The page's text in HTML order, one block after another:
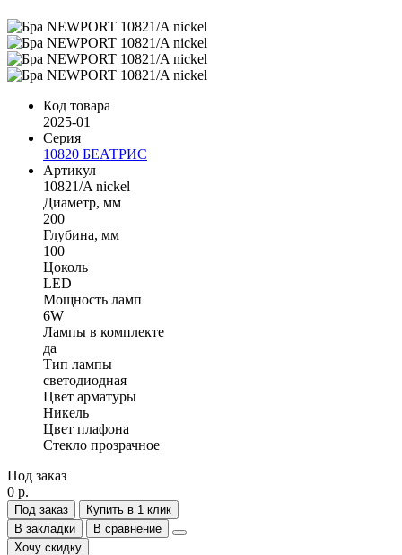
Код товара
2025-01
Серия
10820 БЕАТРИС
Артикул
10821/A nickel
Диаметр, мм
200
Глубина, мм
100
Цоколь
LED
Мощность ламп
6W
Лампы в комплекте
да
Тип лампы
светодиодная
Цвет арматуры
Никель
Цвет плафона
Стекло прозрачное
Под заказ
0 р.
Под заказ
Купить в 1 клик
В закладки
В сравнение
Хочу скидку